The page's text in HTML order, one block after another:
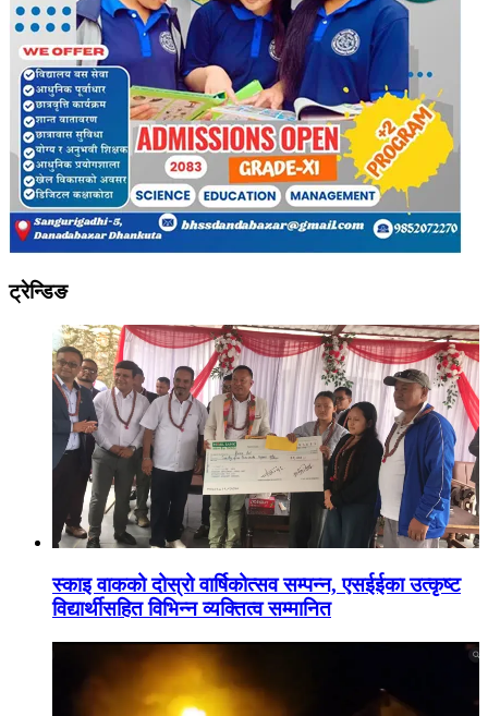
ट्रेन्डिङ
स्काइ वाकको दोस्रो वार्षिकोत्सव सम्पन्न, एसईईका उत्कृष्ट
विद्यार्थीसहित विभिन्न व्यक्तित्व सम्मानित